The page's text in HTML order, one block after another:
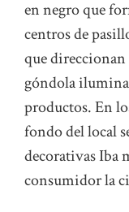
en negro que
centros de
que direccionan
góndola
productos. En
fondo del local
decorativas Iba
consumidor la